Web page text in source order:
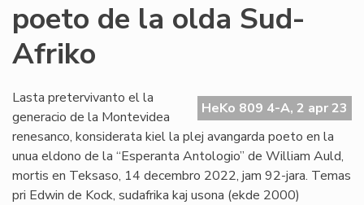
poeto de la olda Sud-
Afriko
HeKo 809 4-A, 2 apr 23
Lasta pretervivanto el la
generacio de la Montevidea
renesanco, konsiderata kiel la plej avangarda poeto en la
unua eldono de la “Esperanta Antologio” de William Auld,
mortis en Teksaso, 14 decembro 2022, jam 92-jara. Temas
pri Edwin de Kock, sudafrika kaj usona (ekde 2000)